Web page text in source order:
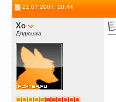
21.07.2007, 20:44
Xo
Дядюшка